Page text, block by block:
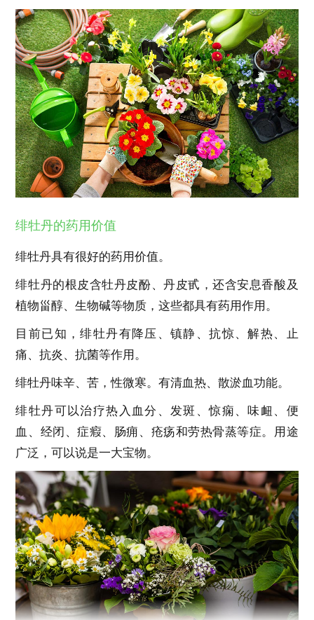
绯牡丹的药用价值
绯牡丹具有很好的药用价值。
绯牡丹的根皮含牡丹皮酚、丹皮甙，还含安息香酸及
植物甾醇、生物碱等物质，这些都具有药用作用。
目前已知，绯牡丹有降压、镇静、抗惊、解热、止
痛、抗炎、抗菌等作用。
绯牡丹味辛、苦，性微寒。有清血热、散淤血功能。
绯牡丹可以治疗热入血分、发斑、惊痫、味衄、便
血、经闭、症瘕、肠痈、疮疡和劳热骨蒸等症。用途
广泛，可以说是一大宝物。